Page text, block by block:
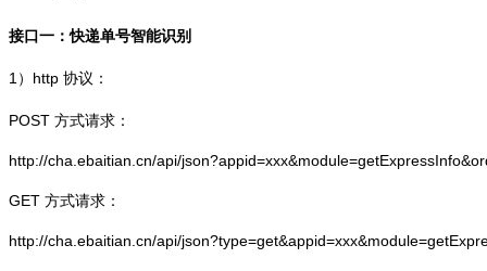
接口一：快递单号智能识别
1） http 协议：
POST 方式请求：
http://cha.ebaitian.cn/api/
GET 方式请求：
http://cha.ebaitian.cn/api/